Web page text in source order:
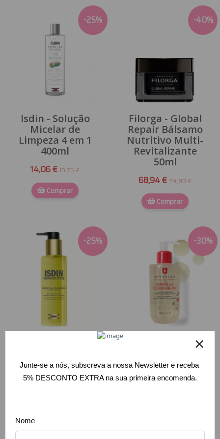
-25%
Isdin - Solução
Micelar de
Limpeza 4 em 1
400ml
14,06 € 18,75 €
Comprar
-40%
Filorga - Global
Repair Bálsamo
Nutritivo Multi-
Revitalizante
50ml
68,94 € 114,90 €
Comprar
-25%
Essential
Cleansing Óleo
de Limpeza
Comprar
-30%
Cleansing Oil
180ml